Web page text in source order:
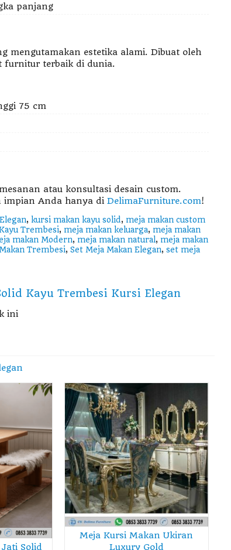
panjang
mengutamakan estetika alami. Dibuat oleh
furnitur terbaik di dunia.
75 cm
atau konsultasi desain custom.
impian Anda hanya di DelimaFurniture.com!
, kursi makan kayu solid, meja makan custom
Trembesi, meja makan keluarga, meja makan
makan Modern, meja makan natural , meja makan
Trembesi, Set Meja Makan Elegan, set meja
Kayu Trembesi Kursi Elegan
ini
Solid
Meja Kursi Makan Ukiran
Luxury Gold